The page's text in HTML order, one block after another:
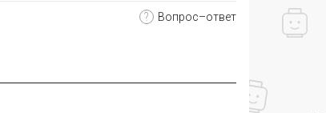
? Вопрос–ответ